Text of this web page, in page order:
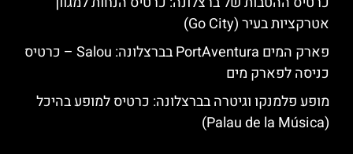
אטרקציות בעיר (Go City)
פארק המים PortAventura בברצלונה: Salou – כרטיס
כניסה לפארק מים
מופע פלמנקו וגיטרה בברצלונה: כרטיס למופע בהיכל
(Palau de la Música)